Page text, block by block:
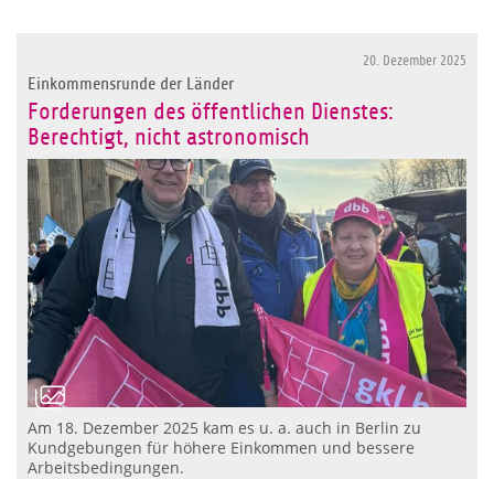
20. Dezember 2025
Einkommensrunde der Länder
Forderungen des öffentlichen Dienstes:
Berechtigt, nicht astronomisch
Am 18. Dezember 2025 kam es u. a. auch in Berlin zu
Kundgebungen für höhere Einkommen und bessere
Arbeitsbedingungen.